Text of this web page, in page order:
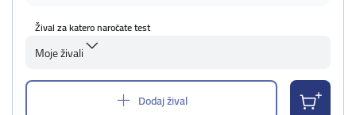
Žival za katero naročate test
Moje živali
Dodaj žival